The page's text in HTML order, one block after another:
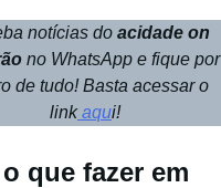
notícias do acidade on
no WhatsApp e fique por
de tudo! Basta acessar o
linkaqui!
que fazer em